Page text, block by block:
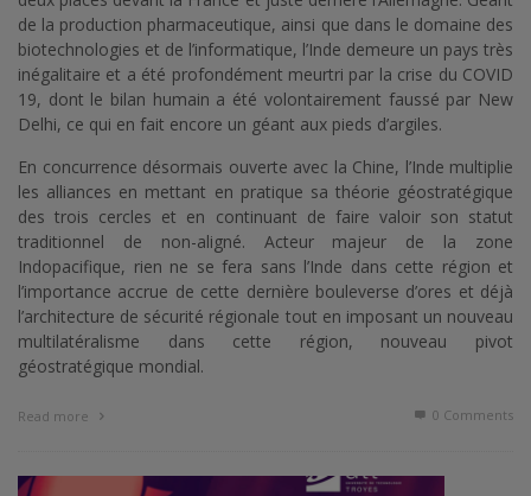
de la production pharmaceutique, ainsi que dans le domaine des
biotechnologies et de l’informatique, l’Inde demeure un pays très
inégalitaire et a été profondément meurtri par la crise du COVID
19, dont le bilan humain a été volontairement faussé par New
Delhi, ce qui en fait encore un géant aux pieds d’argiles.
En concurrence désormais ouverte avec la Chine, l’Inde multiplie
les alliances en mettant en pratique sa théorie géostratégique
des trois cercles et en continuant de faire valoir son statut
traditionnel de non-aligné. Acteur majeur de la zone
Indopacifique, rien ne se fera sans l’Inde dans cette région et
l’importance accrue de cette dernière bouleverse d’ores et déjà
l’architecture de sécurité régionale tout en imposant un nouveau
multilatéralisme dans cette région, nouveau pivot
géostratégique mondial.
Read more 0 Comments